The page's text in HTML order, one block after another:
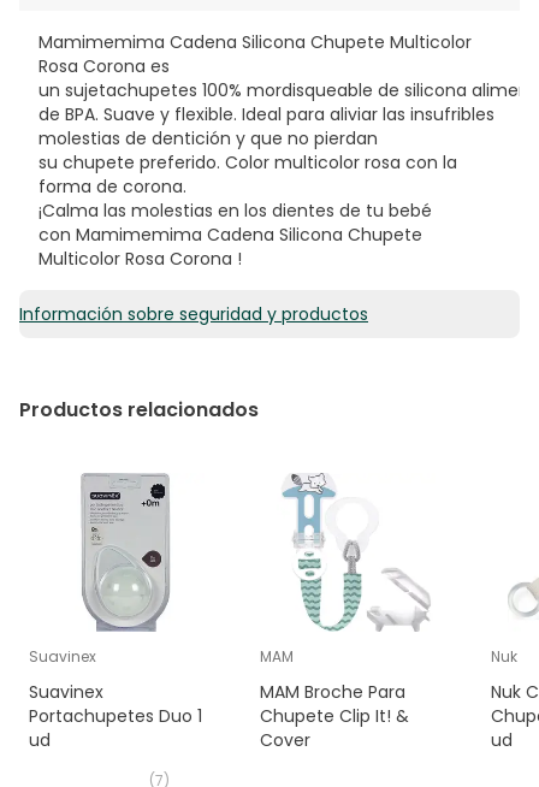
Mamimemima Cadena Silicona Chupete Multicolor
Rosa Corona es
un sujetachupetes 100% mordisqueable de silicona
de BPA. Suave y flexible. Ideal para aliviar las insufribles
molestias de dentición y que no pierdan
su chupete preferido. Color multicolor rosa con la
forma de corona.
¡Calma las molestias en los dientes de tu bebé
con Mamimemima Cadena Silicona Chupete
Multicolor Rosa Corona !
Información sobre seguridad y productos
Productos relacionados
Suavinex
Suavinex
Portachupetes Duo 1
ud
(7)
MAM
MAM Broche Para
Chupete Clip It! &
Cover
Nuk
Nuk
ud